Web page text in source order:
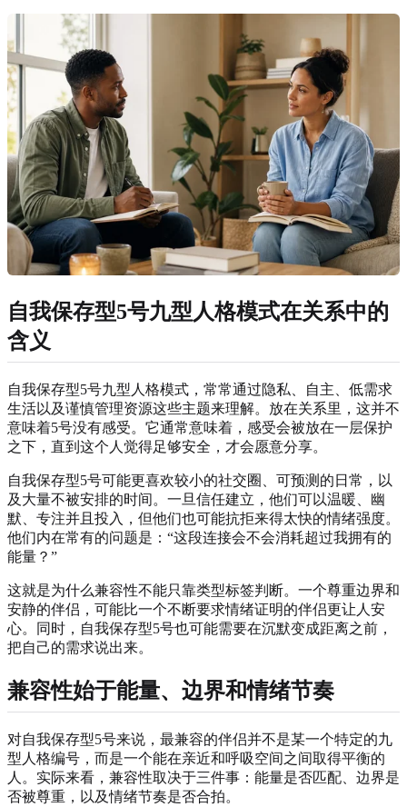
自我保存型5号九型人格模式在关系中的
含义
自我保存型5号九型人格模式，常常通过隐私、自主、低需求
生活以及谨慎管理资源这些主题来理解。放在关系里，这并不
意味着5号没有感受。它通常意味着，感受会被放在一层保护
之下，直到这个人觉得足够安全，才会愿意分享。
自我保存型5号可能更喜欢较小的社交圈、可预测的日常，以
及大量不被安排的时间。一旦信任建立，他们可以温暖、幽
默、专注并且投入，但他们也可能抗拒来得太快的情绪强度。
他们内在常有的问题是：“这段连接会不会消耗超过我拥有的
能量？”
这就是为什么兼容性不能只靠类型标签判断。一个尊重边界和
安静的伴侣，可能比一个不断要求情绪证明的伴侣更让人安
心。同时，自我保存型5号也可能需要在沉默变成距离之前，
把自己的需求说出来。
兼容性始于能量、边界和情绪节奏
对自我保存型5号来说，最兼容的伴侣并不是某一个特定的九
型人格编号，而是一个能在亲近和呼吸空间之间取得平衡的
人。实际来看，兼容性取决于三件事：能量是否匹配、边界是
否被尊重，以及情绪节奏是否合拍。